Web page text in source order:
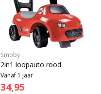
Smoby
2in1 loopauto rood
Vanaf 1 jaar
34,95